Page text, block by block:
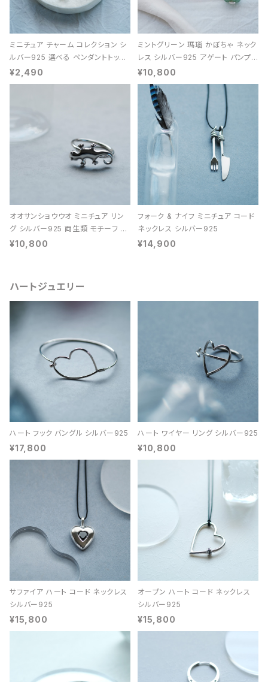
ミニチュア チャーム コレクション シ
ルバー925 選べる ペンダントトップ
レディース ユニセックス
¥2,490
ミントグリーン 瑪瑙 かぼちゃ ネック
レス シルバー925 アゲート パンプキ
ン 天然石 レディース
¥10,800
オオサンショウウオ ミニチュア リン
グ シルバー925 両生類 モチーフ レ
ディース ユニセックス
¥10,800
フォーク & ナイフ ミニチュア コード
ネックレス シルバー925
¥14,900
ハートジュエリー
ハート フック バングル シルバー925
¥17,800
ハート ワイヤー リング シルバー925
¥10,800
サファイア ハート コード ネックレス
シルバー925
¥15,800
オープン ハート コード ネックレス
シルバー925
¥15,800